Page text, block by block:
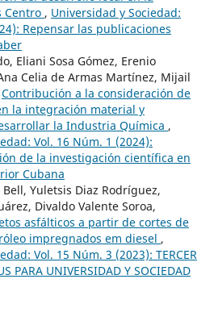
Centro , Universidad y Sociedad:
Repensar las publicaciones
Eliani Sosa Gómez, Erenio
Celia de Armas Martínez, Mijail
Contribución a la consideración de
la integración material y
la Industria Química ,
Vol. 16 Núm. 1 (2024):
de la investigación científica en
Cubana
Yuletsis Diaz Rodríguez,
Divaldo Valente Soroa,
asfálticos a partir de cortes de
impregnados em diesel ,
Vol. 15 Núm. 3 (2023): TERCER
PARA UNIVERSIDAD Y SOCIEDAD